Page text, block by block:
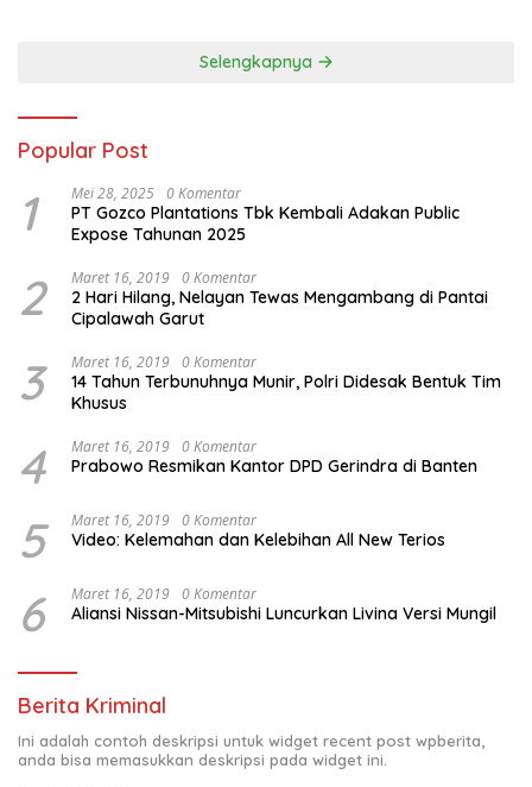
Selengkapnya
Popular Post
1 Mei 28, 2025 0 Komentar
PT Gozco Plantations Tbk Kembali Adakan Public
Expose Tahunan 2025
2 Maret 16, 2019 0 Komentar
2 Hari Hilang, Nelayan Tewas Mengambang di Pantai
Cipalawah Garut
3 Maret 16, 2019 0 Komentar
14 Tahun Terbunuhnya Munir, Polri Didesak Bentuk Tim
Khusus
4 Maret 16, 2019 0 Komentar
Prabowo Resmikan Kantor DPD Gerindra di Banten
5 Maret 16, 2019 0 Komentar
Video: Kelemahan dan Kelebihan All New Terios
6 Maret 16, 2019 0 Komentar
Aliansi Nissan-Mitsubishi Luncurkan Livina Versi Mungil
Berita Kriminal
Ini adalah contoh deskripsi untuk widget recent post wpberita,
anda bisa memasukkan deskripsi pada widget ini.